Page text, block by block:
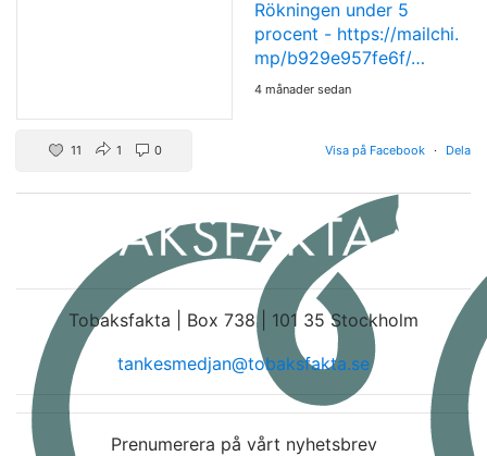
Rökningen under 5
procent - https://mailchi.
mp/b929e957fe6f/…
4 månader sedan
Visa på Facebook · Dela
11 1 0
Tobaksfakta | Box 738 | 101 35 Stockholm
tankesmedjan@tobaksfakta.se
Prenumerera på vårt nyhetsbrev